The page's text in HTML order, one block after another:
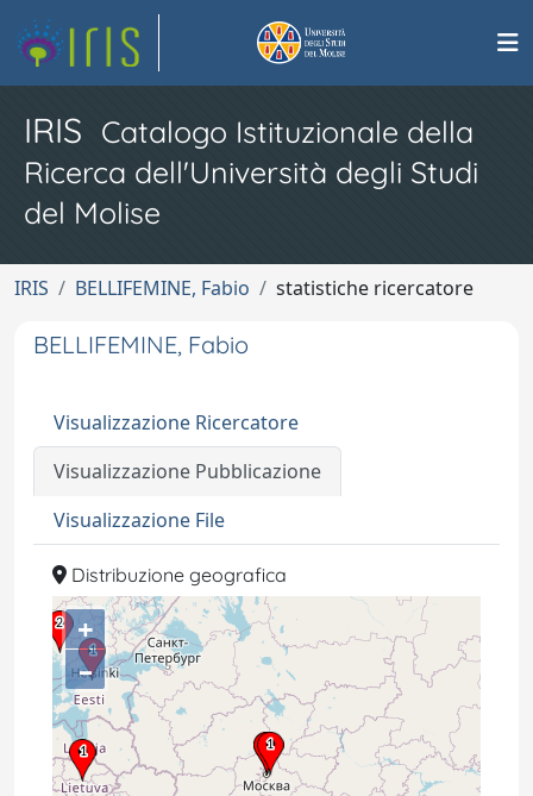
IRIS Catalogo Istituzionale della
Ricerca dell'Università degli Studi
del Molise
IRIS BELLIFEMINE, Fabio statistiche ricercatore
BELLIFEMINE, Fabio
Visualizzazione Ricercatore
Visualizzazione Pubblicazione
Visualizzazione File
Distribuzione geografica
+
–